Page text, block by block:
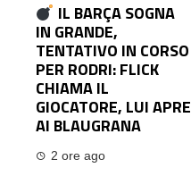
IL BARÇA SOGNA
IN GRANDE,
TENTATIVO IN CORSO
PER RODRI: FLICK
CHIAMA IL
GIOCATORE, LUI APRE
AI BLAUGRANA
2 ore ago